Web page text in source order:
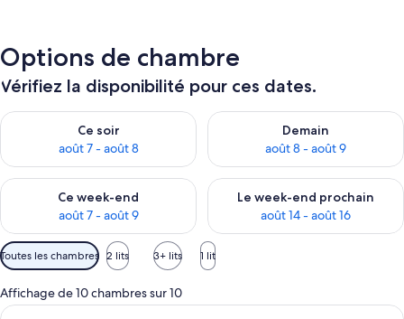
Options de chambre
Vérifiez la disponibilité pour ces dates.
Ce soir
août 7 - août 8
Vérifier la disponibilité pour ce soir août 7 - août 8
Demain
août 8 - août 9
Vérifier la disponibilité pour
Ce week-end
août 7 - août 9
Vérifier la disponibilité pour ce week-end août 7 - août 9
Le week-end prochain
août 14 - août 16
Vérifier la disponibilité pour
Filtres
disponibles
pour
les
Toutes les chambres 2 lits 3+ lits 1 lit
Affichage de 10 chambres sur 10